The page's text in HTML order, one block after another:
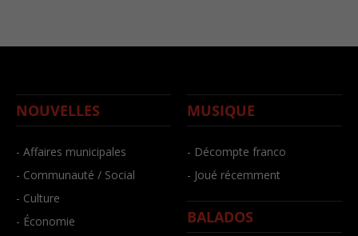
NOUVELLES
- Affaires municipales
- Communauté / Social
- Culture
- Économie
MUSIQUE
- Décompte franco
- Joué récemment
BALADOS